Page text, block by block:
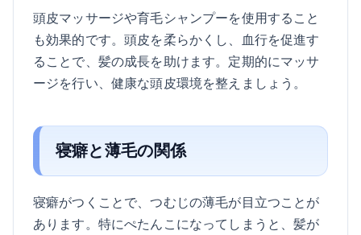
頭皮マッサージや育毛シャンプーを使用すること
も効果的です。頭皮を柔らかくし、血行を促進す
ることで、髪の成長を助けます。定期的にマッサ
ージを行い、健康な頭皮環境を整えましょう。
寝癖と薄毛の関係
寝癖がつくことで、つむじの薄毛が目立つことが
あります。特にぺたんこになってしまうと、髪が